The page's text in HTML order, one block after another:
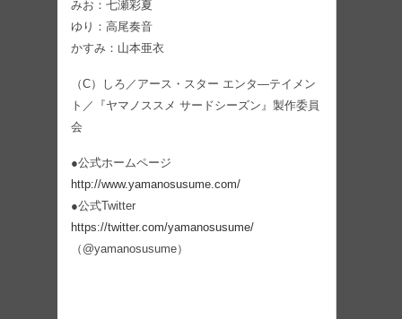
みお：七瀬彩夏
ゆり：高尾奏音
かすみ：山本亜衣
（C）しろ／アース・スター エンタ―テイメン
ト／『ヤマノススメ サードシーズン』製作委員
会
●公式ホームページ
http://www.yamanosusume.com/
●公式Twitter
https://twitter.com/yamanosusume/
（@yamanosusume）